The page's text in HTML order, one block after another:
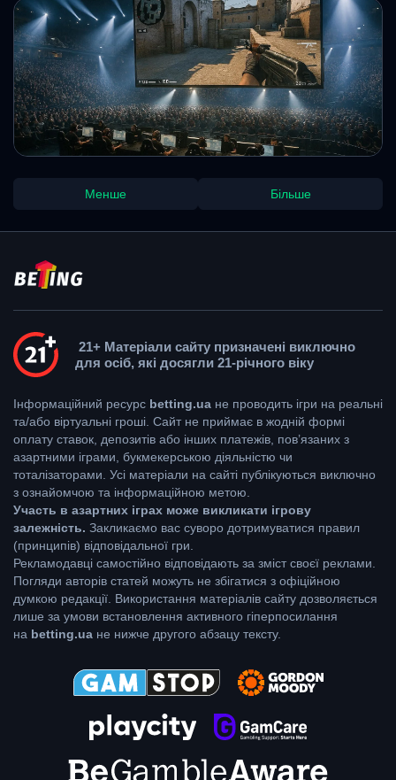
"Український сервіс TicketsBox отримав
право продавати квитки на етап
Формули-1 в Азербайджані "
Компанія тестує свої технології на одному з
найпрестижніших етапів автоспорту. Успішний старт може
відкрити шлях до міжнародної експансії.
Михайло Кузьменко
бонусів
сезонні зобов’язання, переходячи до нової системи
виплат командам.
Михайло Кузьменко
Менше Більше
21+ Матеріали сайту призначені виключно
для осіб, які досягли 21-річного віку
Інформаційний ресурс betting.ua не проводить ігри на реальні
та/або віртуальні гроші. Сайт не приймає в жодній формі
оплату ставок, депозитів або інших платежів, пов’язаних з
азартними іграми, букмекерською діяльністю чи
тоталізаторами. Усі матеріали на сайті публікуються виключно
з ознайомчою та інформаційною метою.
Участь в азартних іграх може викликати ігрову
залежність. Закликаємо вас суворо дотримуватися правил
(принципів) відповідальної гри.
Рекламодавці самостійно відповідають за зміст своєї реклами.
Погляди авторів статей можуть не збігатися з офіційною
думкою редакції. Використання матеріалів сайту дозволяється
лише за умови встановлення активного гіперпосилання
на betting.ua не нижче другого абзацу тексту.